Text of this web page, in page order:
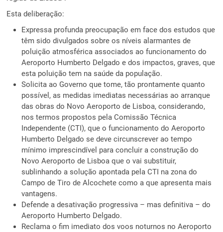
Esta deliberação:
Expressa profunda preocupação em face dos estudos que
têm sido divulgados sobre os níveis alarmantes de
poluição atmosférica associados ao funcionamento do
Aeroporto Humberto Delgado e dos impactos, graves, que
esta poluição tem na saúde da população.
Solicita ao Governo que tome, tão prontamente quanto
possível, as medidas imediatas necessárias ao arranque
das obras do Novo Aeroporto de Lisboa, considerando,
nos termos propostos pela Comissão Técnica
Independente (CTI), que o funcionamento do Aeroporto
Humberto Delgado se deve circunscrever ao tempo
mínimo imprescindível para concluir a construção do
Novo Aeroporto de Lisboa que o vai substituir,
sublinhando a solução apontada pela CTI na zona do
Campo de Tiro de Alcochete como a que apresenta mais
vantagens.
Defende a desativação progressiva – mas definitiva – do
Aeroporto Humberto Delgado.
Reclama o fim imediato dos voos noturnos no Aeroporto